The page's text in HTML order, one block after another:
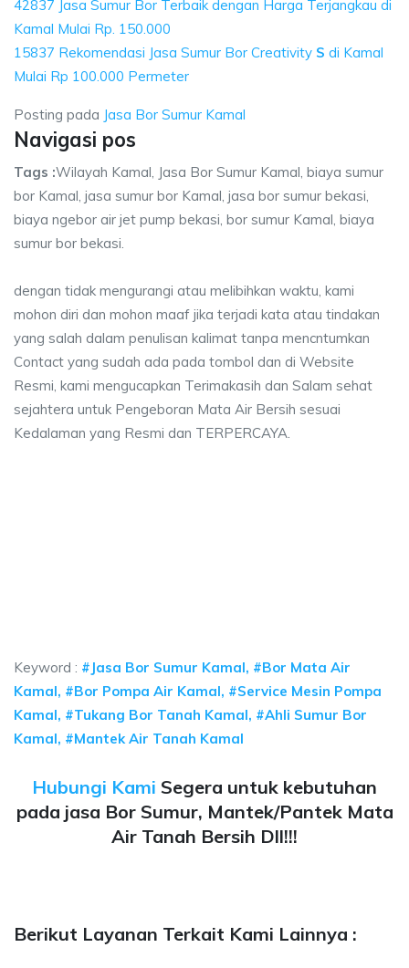
42837 Jasa Sumur Bor Terbaik dengan Harga Terjangkau di
Kamal Mulai Rp. 150.000
15837 Rekomendasi Jasa Sumur Bor Creativity S di Kamal
Mulai Rp 100.000 Permeter
Posting pada Jasa Bor Sumur Kamal
Navigasi pos
Tags :Wilayah Kamal, Jasa Bor Sumur Kamal, biaya sumur
bor Kamal, jasa sumur bor Kamal, jasa bor sumur bekasi,
biaya ngebor air jet pump bekasi, bor sumur Kamal, biaya
sumur bor bekasi.
dengan tidak mengurangi atau melibihkan waktu, kami
mohon diri dan mohon maaf jika terjadi kata atau tindakan
yang salah dalam penulisan kalimat tanpa mencntumkan
Contact yang sudah ada pada tombol dan di Website
Resmi, kami mengucapkan Terimakasih dan Salam sehat
sejahtera untuk Pengeboran Mata Air Bersih sesuai
Kedalaman yang Resmi dan TERPERCAYA.
Keyword : #Jasa Bor Sumur Kamal, #Bor Mata Air
Kamal, #Bor Pompa Air Kamal, #Service Mesin Pompa
Kamal, #Tukang Bor Tanah Kamal, #Ahli Sumur Bor
Kamal, #Mantek Air Tanah Kamal
Hubungi Kami Segera untuk kebutuhan
pada jasa Bor Sumur, Mantek/Pantek Mata
Air Tanah Bersih Dll!!!
Berikut Layanan Terkait Kami Lainnya :